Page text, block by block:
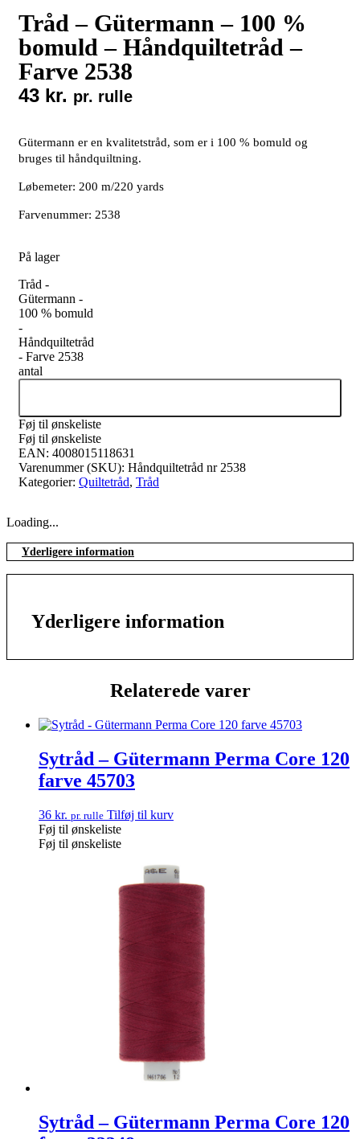
Tråd – Gütermann – 100 %
bomuld – Håndquiltetråd –
Farve 2538
43 kr. pr. rulle
Gütermann er en kvalitetstråd, som er i 100 % bomuld og
bruges til håndquiltning.
Løbemeter: 200 m/220 yards
Farvenummer: 2538
På lager
Tråd -
Gütermann -
100 % bomuld
-
Håndquiltetråd
- Farve 2538
antal
Føj til ønskeliste
Føj til ønskeliste
EAN: 4008015118631
Varenummer (SKU): Håndquiltetråd nr 2538
Kategorier: Quiltetråd, Tråd
Loading...
Yderligere information
Yderligere information
Relaterede varer
Sytråd – Gütermann Perma Core 120
farve 45703
36 kr. pr. rulle Tilføj til kurv
Føj til ønskeliste
Føj til ønskeliste
Sytråd – Gütermann Perma Core 120